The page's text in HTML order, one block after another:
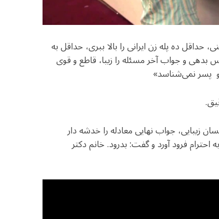
ده پله زن ايرانی را بالا ببری، حداقل به
بدهی و جواب آخر مسئله را زيبا، قاطع و قوی
و پسر نمی‌شناسد»
زيبايی، جواب نهايی معادله را خدشه دار
فرود آورد و گفت: بدرود. خانم دكتر